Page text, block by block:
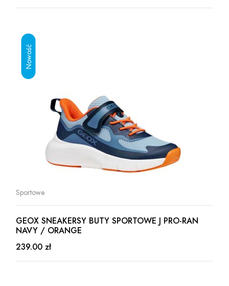
Sportowe
GEOX SNEAKERSY BUTY SPORTOWE J PRO-RAN
NAVY / ORANGE
239.00 zł